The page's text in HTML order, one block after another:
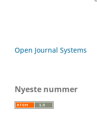
Open Journal Systems
Nyeste nummer